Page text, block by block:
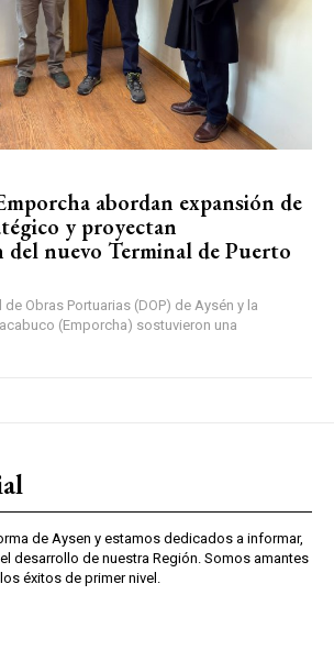
abordan expansión de
y proyectan
del nuevo Terminal de Puerto
Obras Portuarias (DOP) de Aysén y la
(Emporcha) sostuvieron una
de Aysen y estamos dedicados a informar,
desarrollo de nuestra Región. Somos amantes
éxitos de primer nivel.